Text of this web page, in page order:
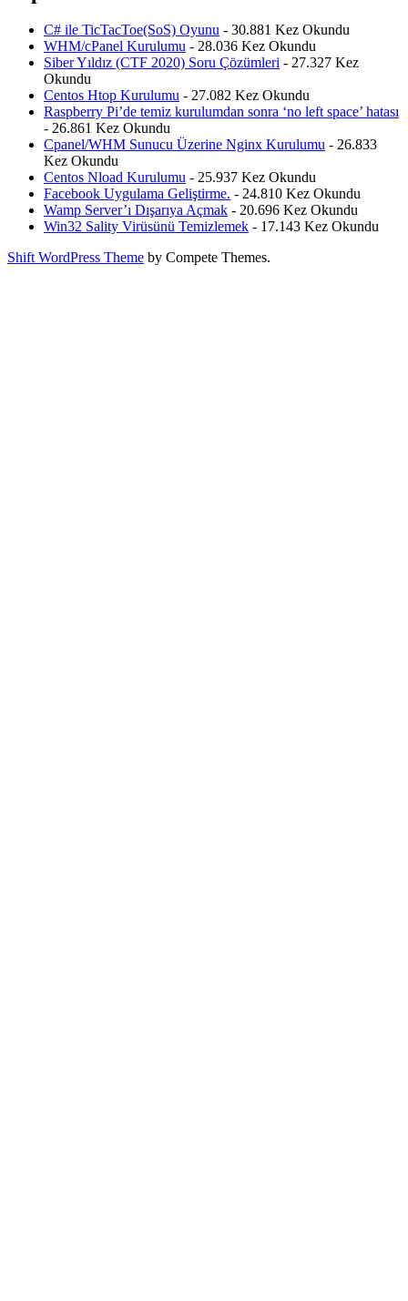
C# ile TicTacToe(SoS) Oyunu - 30.881 Kez Okundu
WHM/cPanel Kurulumu - 28.036 Kez Okundu
Siber Yıldız (CTF 2020) Soru Çözümleri - 27.327 Kez
Okundu
Centos Htop Kurulumu - 27.082 Kez Okundu
Raspberry Pi’de temiz kurulumdan sonra ‘no left space’ hatası
- 26.861 Kez Okundu
Cpanel/WHM Sunucu Üzerine Nginx Kurulumu - 26.833
Kez Okundu
Centos Nload Kurulumu - 25.937 Kez Okundu
Facebook Uygulama Geliştirme. - 24.810 Kez Okundu
Wamp Server’ı Dışarıya Açmak - 20.696 Kez Okundu
Win32 Sality Virüsünü Temizlemek - 17.143 Kez Okundu
Shift WordPress Theme by Compete Themes.